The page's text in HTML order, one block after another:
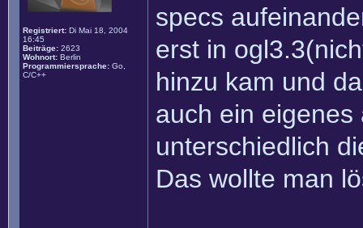
Registriert: Di Mai 18, 2004
16:45
Beiträge: 2623
Wohnort: Berlin
Programmiersprache: Go,
C/C++
specs
erst in
hinzu kam und
auch ein
unterschiedlich
Das wollte man